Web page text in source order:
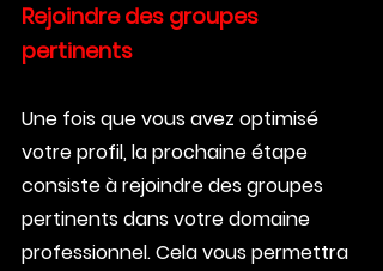
Rejoindre des groupes
pertinents
Une fois que vous avez optimisé
votre profil, la prochaine étape
consiste à rejoindre des groupes
pertinents dans votre domaine
professionnel. Cela vous permettra